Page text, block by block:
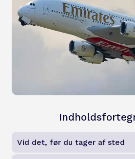
Vid det, før du tager af sted